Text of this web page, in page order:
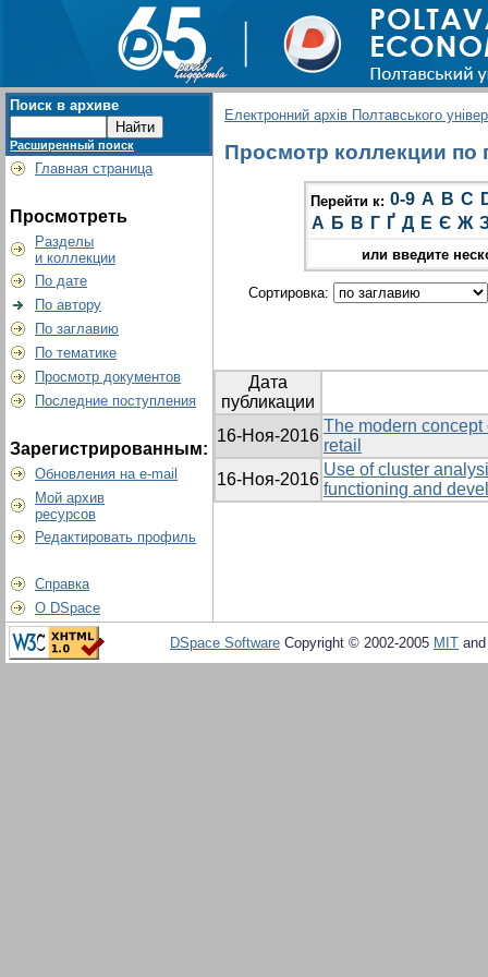
Поиск в архиве
Расширенный поиск
Главная страница
Просмотреть
Разделы
и коллекции
По дате
По автору
По заглавию
По тематике
Просмотр документов
Последние поступления
Зарегистрированным:
Обновления на e-mail
Мой архив
ресурсов
Редактировать профиль
Справка
О DSpace
Електронний архів Полтавського
Просмотр коллекции по
Перейти к: 0-9 A B C
А Б В Г Ґ Д Е Є Ж
или введите
Сортировка:
Дата
публикации
16-Ноя-2016
The modern
retail
16-Ноя-2016
Use of cluster
functioning and
DSpace Software Copyright © 2002-2005 MIT